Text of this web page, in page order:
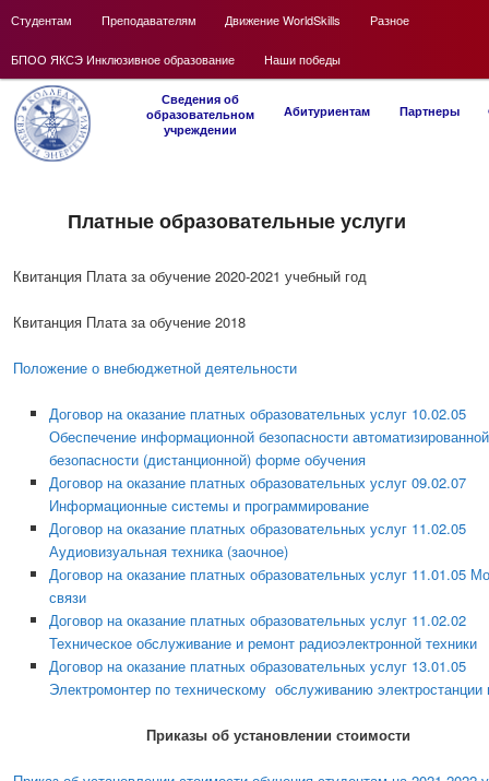
Main
menu
Skip
to
primary
content
Студентам Преподавателям Движение WorldSkills Разное
БПОО ЯКСЭ Инклюзивное образование Наши победы
Main
menu
Skip
to
Сведения об
образовательном
учреждении
Абитуриентам Партнеры
Платные образовательные услуги
Квитанция Плата за обучение 2020-2021 учебный год
Квитанция Плата за обучение 2018
Положение о внебюджетной деятельности
Договор на оказание платных образовательных услуг 10.02.05
Обеспечение информационной безопасности автоматизированной
безопасности (дистанционной) форме обучения
Договор на оказание платных образовательных услуг 09.02.07
Информационные системы и программирование
Договор на оказание платных образовательных услуг 11.02.05
Аудиовизуальная техника (заочное)
Договор на оказание платных образовательных услуг 11.01.05
связи
Договор на оказание платных образовательных услуг 11.02.02
Техническое обслуживание и ремонт радиоэлектронной техники
Договор на оказание платных образовательных услуг 13.01.05
Электромонтер по техническому обслуживанию электростанции
Приказы об установлении стоимости